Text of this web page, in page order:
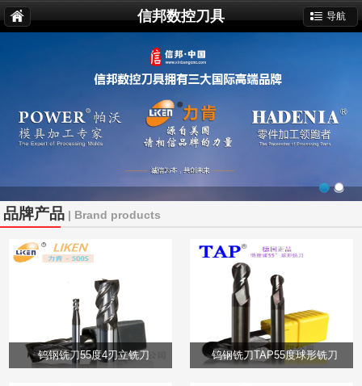
信邦数控刀具 导航
品牌产品 | Brand products
钨钢铣刀55度4刃立铣刀 钨钢铣刀TAP55度球形铣刀